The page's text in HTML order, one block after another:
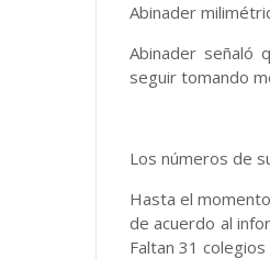
Abinader
Abinader señaló
seguir tomando
Los números de
Hasta el
de acuerdo al
Faltan 31